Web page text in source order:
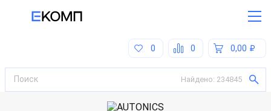
0,00
0
0
Найдено: 234845